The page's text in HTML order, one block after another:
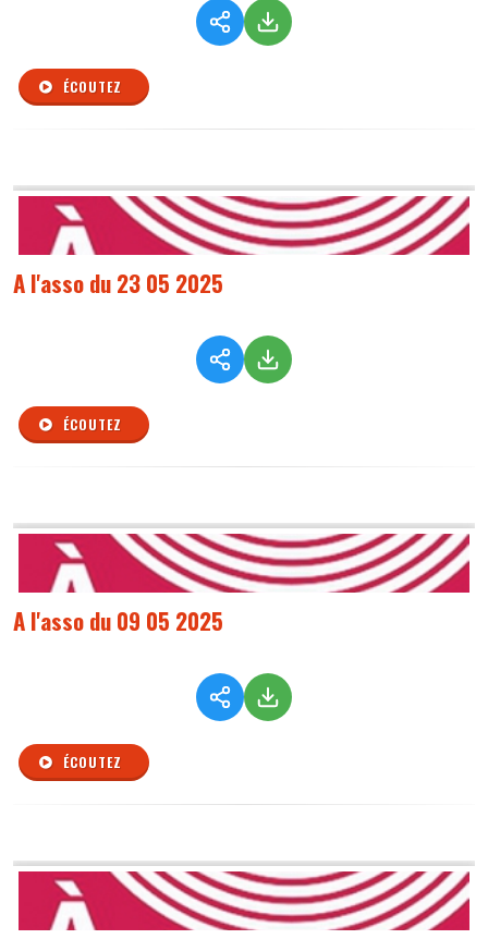
ÉCOUTEZ
A l'asso du 23 05 2025
ÉCOUTEZ
A l'asso du 09 05 2025
ÉCOUTEZ